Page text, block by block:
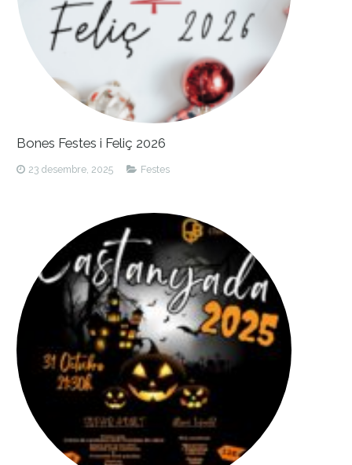
Bones Festes i Feliç 2026
23 desembre, 2025 Festes